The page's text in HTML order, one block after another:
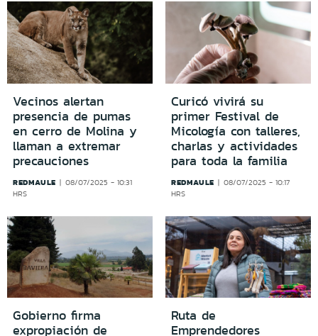
Vecinos alertan
presencia de pumas
en cerro de Molina y
llaman a extremar
precauciones
REDMAULE
08/07/2025 - 10:31
HRS
Curicó vivirá su
primer Festival de
Micología con talleres,
charlas y actividades
para toda la familia
REDMAULE
08/07/2025 - 10:17
HRS
Gobierno firma
expropiación de
Ruta de
Emprendedores